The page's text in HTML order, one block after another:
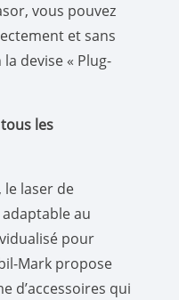
vous pouvez
et sans
devise « Plug-
les
le laser de
au
pour
Mark propose
d’accessoires qui